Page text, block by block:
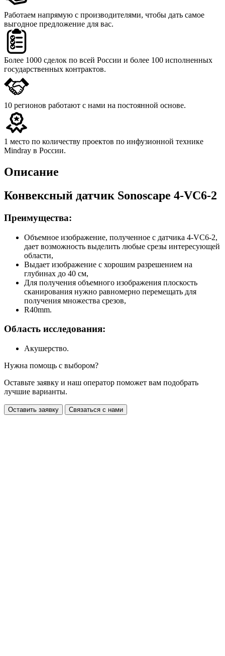
Работаем напрямую с производителями, чтобы дать самое
выгодное предложение для вас.
Более 1000 сделок по всей России и более 100 исполненных
государственных контрактов.
10 регионов работают с нами на постоянной основе.
1 место по количеству проектов по инфузионной технике
Mindray в России.
Описание
Конвексный датчик Sonoscape 4-VC6-2
Преимущества:
Объемное изображение, полученное с датчика 4-VC6-2,
дает возможность выделить любые срезы интересующей
области,
Выдает изображение с хорошим разрешением на
глубинах до 40 см,
Для получения объемного изображения плоскость
сканирования нужно равномерно перемещать для
получения множества срезов,
R40mm.
Область исследования:
Акушерство.
Нужна помощь с выбором?
Оставьте заявку и наш оператор поможет вам подобрать
лучшие варианты.
Оставить заявку Связаться с нами